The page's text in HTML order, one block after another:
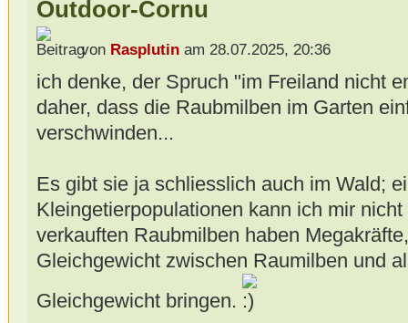
Outdoor-Cornu
von Rasplutinam 28.07.2025, 20:36
ich denke, der Spruch "im Freiland nicht
daher, dass die Raubmilben im Garten
verschwinden...
Es gibt sie ja schliesslich auch im Wald;
Kleingetierpopulationen kann ich mir
verkauften Raubmilben haben
Gleichgewicht zwischen Raumilben und
Gleichgewicht bringen.